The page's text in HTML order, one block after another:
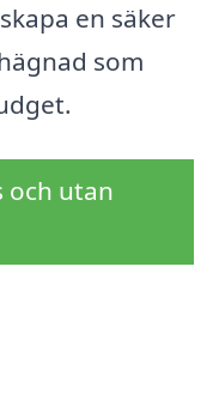
en säker
som
och utan